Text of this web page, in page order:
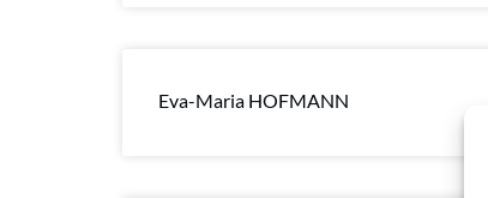
Eva-Maria HOFMANN